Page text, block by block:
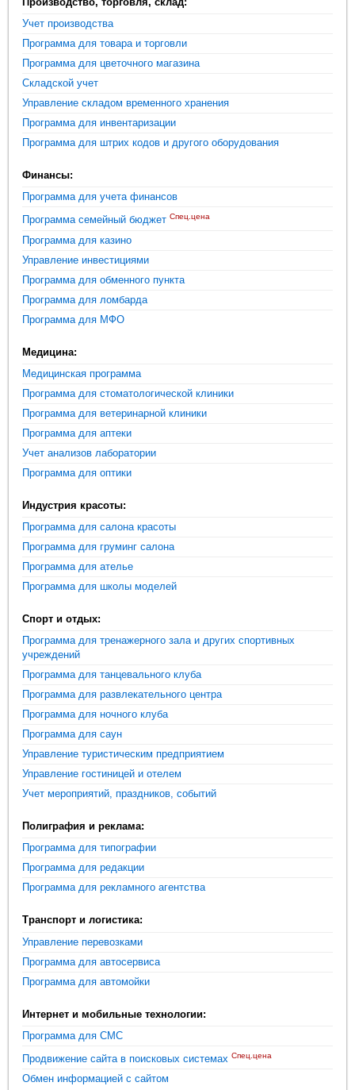
Учет производства
Программа для товара и торговли
Программа для цветочного магазина
Складской учет
Управление складом временного хранения
Программа для инвентаризации
Программа для штрих кодов и другого оборудования
Финансы:
Программа для учета финансов
Программа семейный бюджет Спец.цена
Программа для казино
Управление инвестициями
Программа для обменного пункта
Программа для ломбарда
Программа для МФО
Медицина:
Медицинская программа
Программа для стоматологической клиники
Программа для ветеринарной клиники
Программа для аптеки
Учет анализов лаборатории
Программа для оптики
Индустрия красоты:
Программа для салона красоты
Программа для груминг салона
Программа для ателье
Программа для школы моделей
Спорт и отдых:
Программа для тренажерного зала и других спортивных
учреждений
Программа для танцевального клуба
Программа для развлекательного центра
Программа для ночного клуба
Программа для саун
Управление туристическим предприятием
Управление гостиницей и отелем
Учет мероприятий, праздников, событий
Полиграфия и реклама:
Программа для типографии
Программа для редакции
Программа для рекламного агентства
Транспорт и логистика:
Управление перевозками
Программа для автосервиса
Программа для автомойки
Интернет и мобильные технологии:
Программа для СМС
Продвижение сайта в поисковых системах Спец.цена
Обмен информацией с сайтом